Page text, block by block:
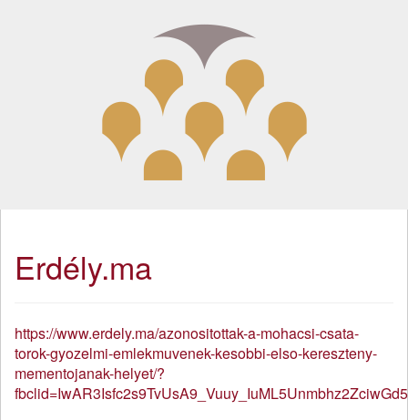
Erdély.ma
https://www.erdely.ma/azonositottak-a-mohacsi-csata-
torok-gyozelmi-emlekmuvenek-kesobbi-elso-kereszteny-
mementojanak-helyet/?